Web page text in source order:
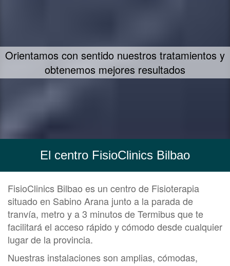
Un concepto propio de tratamiento - FIIT
Concept
El centro FisioClinics Bilbao
FisioClinics Bilbao es un centro de Fisioterapia
situado en Sabino Arana junto a la parada de
tranvía, metro y a 3 minutos de Termibus que te
facilitará el acceso rápido y cómodo desde cualquier
lugar de la provincia.
Nuestras instalaciones son amplias, cómodas,